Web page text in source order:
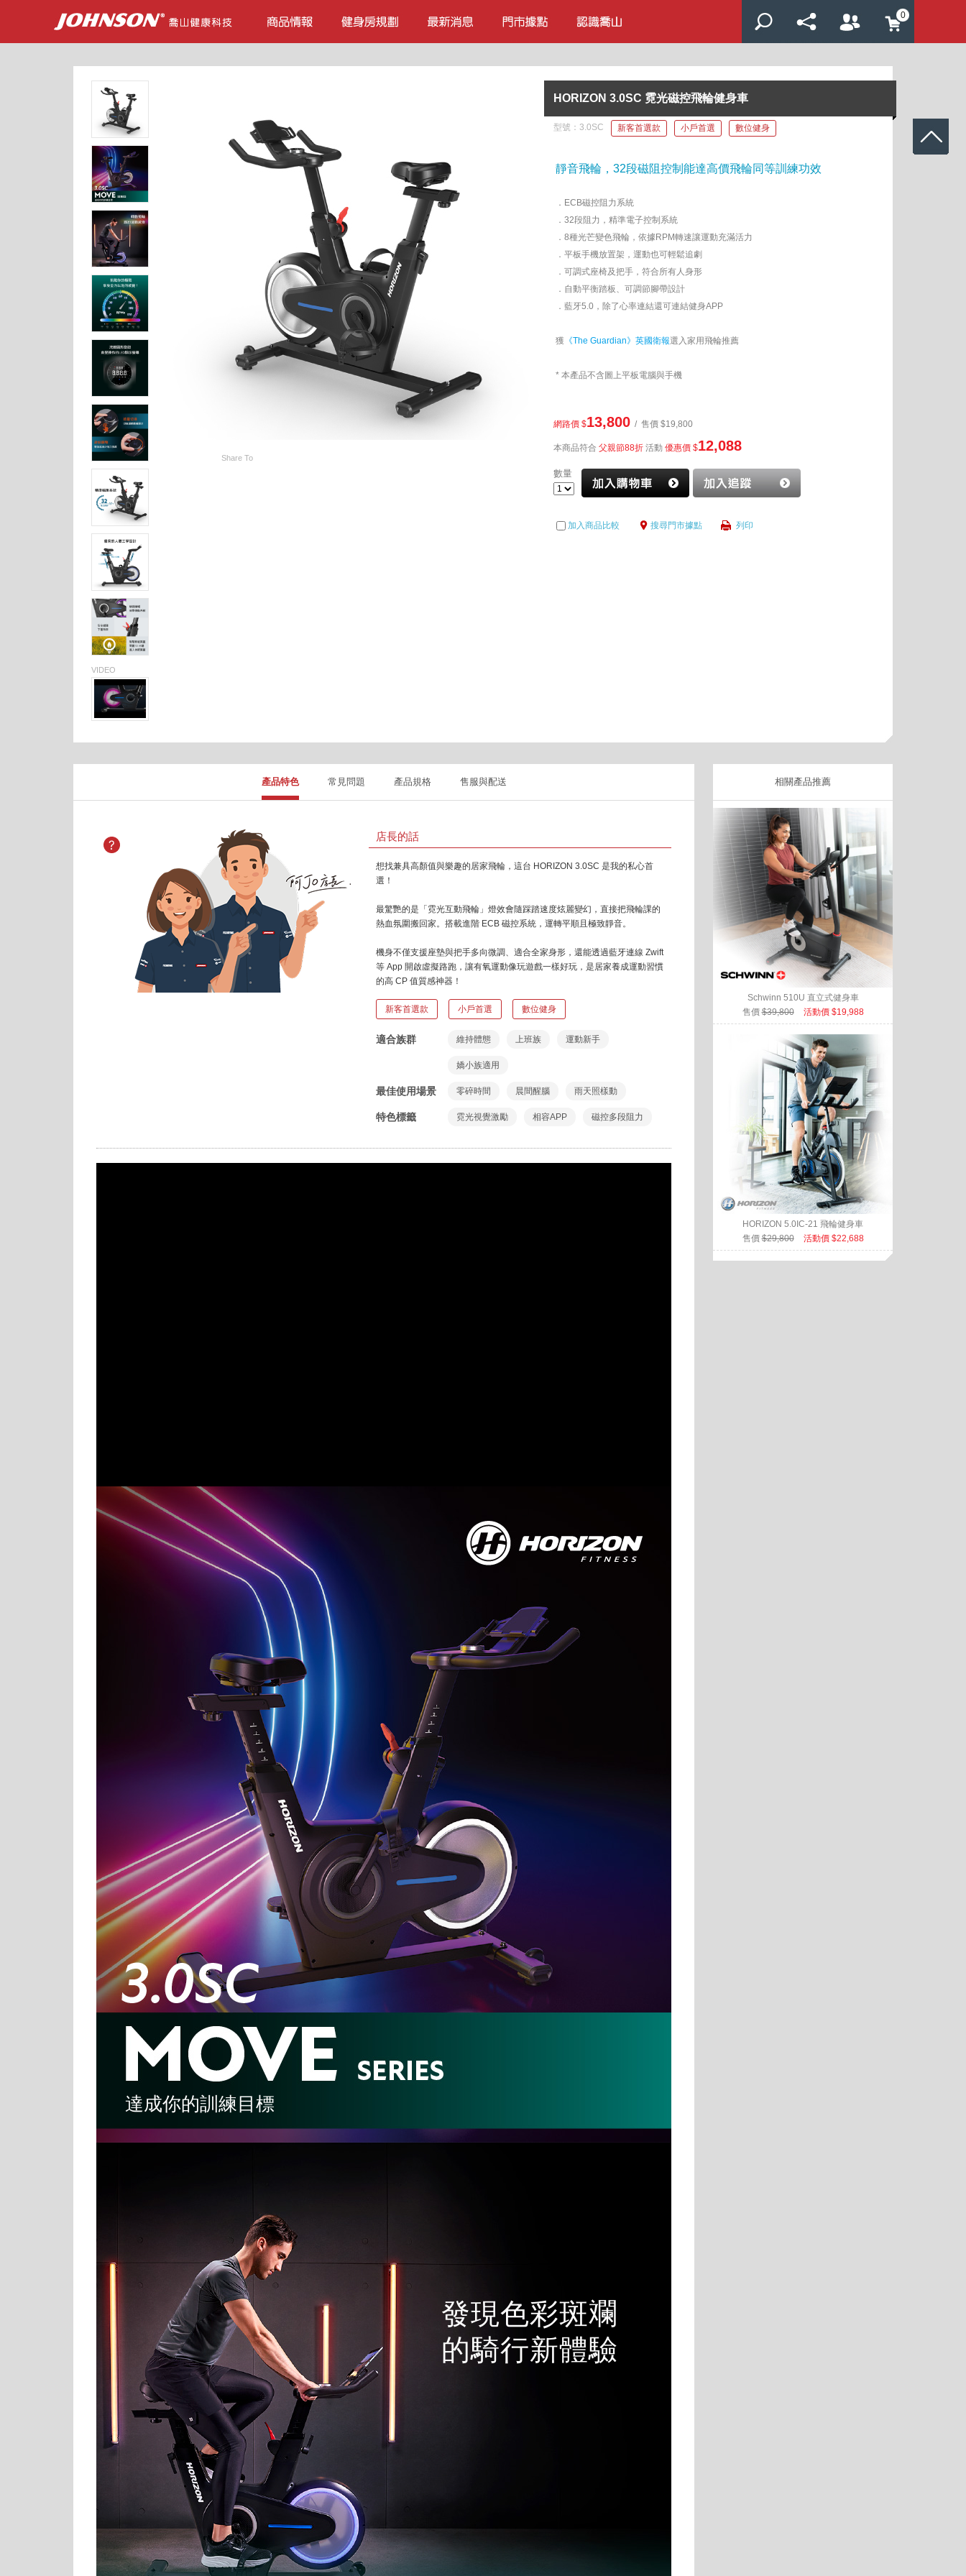
0
VIDEO
Share To
HORIZON 3.0SC 霓光磁控飛輪健身車
型號： 3.0SC 新客首選款 小戶首選 數位健身
靜音飛輪，32段磁阻控制能達高價飛輪同等訓練功效
．ECB磁控阻力系統
．32段阻力，精準電子控制系統
．8種光芒變色飛輪，依據RPM轉速讓運動充滿活力
．平板手機放置架，運動也可輕鬆追劇
．可調式座椅及把手，符合所有人身形
．自動平衡踏板、可調節腳帶設計
．藍牙5.0，除了心率連結還可連結健身APP
獲 《The Guardian》英國衛報選入家用飛輪推薦
* 本產品不含圖上平板電腦與手機
網路價 $13,800 / 售價 $19,800
本商品符合 父親節88折 活動 優惠價 $12,088
數量
加入商品比較 搜尋門市據點 列印
產品特色 常見問題 產品規格 售服與配送
店長的話
想找兼具高顏值與樂趣的居家飛輪，這台 HORIZON 3.0SC 是我的私心首
選！
最驚艷的是「霓光互動飛輪」燈效會隨踩踏速度炫麗變幻，直接把飛輪課的
熱血氛圍搬回家。搭載進階 ECB 磁控系統，運轉平順且極致靜音。
機身不僅支援座墊與把手多向微調、適合全家身形，還能透過藍牙連線 Zwift
等 App 開啟虛擬路跑，讓有氧運動像玩遊戲一樣好玩，是居家養成運動習慣
的高 CP 值質感神器！
亮點標籤
新客首選款 小戶首選 數位健身
適合族群 維持體態 上班族 運動新手
嬌小族適用
最佳使用場景 零碎時間 晨間醒腦 雨天照樣動
特色標籤 霓光視覺激勵 相容APP 磁控多段阻力
達成你的訓練目標
發現色彩斑斕
的騎行新體驗
相關產品推薦
Schwinn 510U 直立式健身車
售價$39,800 活動價 $19,988
HORIZON 5.0IC-21 飛輪健身車
售價$29,800 活動價 $22,688